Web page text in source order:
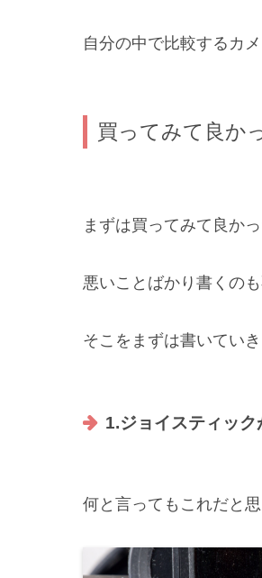
自分の中で比較するカ
買ってみて良か
まずは買ってみて良か
悪いことばかり書くの
そこをまずは書いてい
1.ジョイスティック
何と言ってもこれだと思